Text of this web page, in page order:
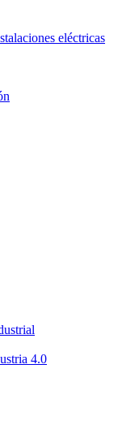
eléctricas
4.0